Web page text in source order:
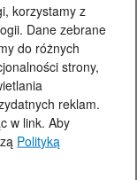
korzystamy z
Dane zebrane
do różnych
strony,
reklam.
w link. Aby
Polityką